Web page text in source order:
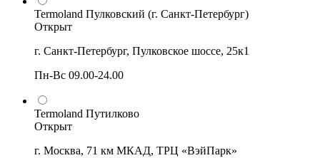
Termoland Пулковский (г. Санкт-Петербург)
Открыт
г. Санкт-Петербург, Пулковское шоссе, 25к1
Пн-Вс 09.00-24.00
Termoland Путилково
Открыт
г. Москва, 71 км МКАД, ТРЦ «ВэйПарк»